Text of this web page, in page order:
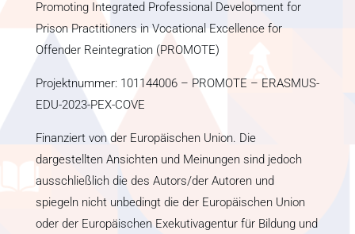
Promoting Integrated Professional Development for
Prison Practitioners in Vocational Excellence for
Offender Reintegration (PROMOTE)
Projektnummer: 101144006 – PROMOTE – ERASMUS-
EDU-2023-PEX-COVE
Finanziert von der Europäischen Union. Die
dargestellten Ansichten und Meinungen sind jedoch
ausschließlich die des Autors/der Autoren und
spiegeln nicht unbedingt die der Europäischen Union
oder der Europäischen Exekutivagentur für Bildung und